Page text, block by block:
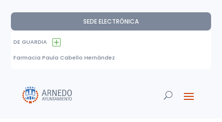
SEDE ELECTRÓNICA
DE GUARDIA
Farmacia Paula Cabello Hernández